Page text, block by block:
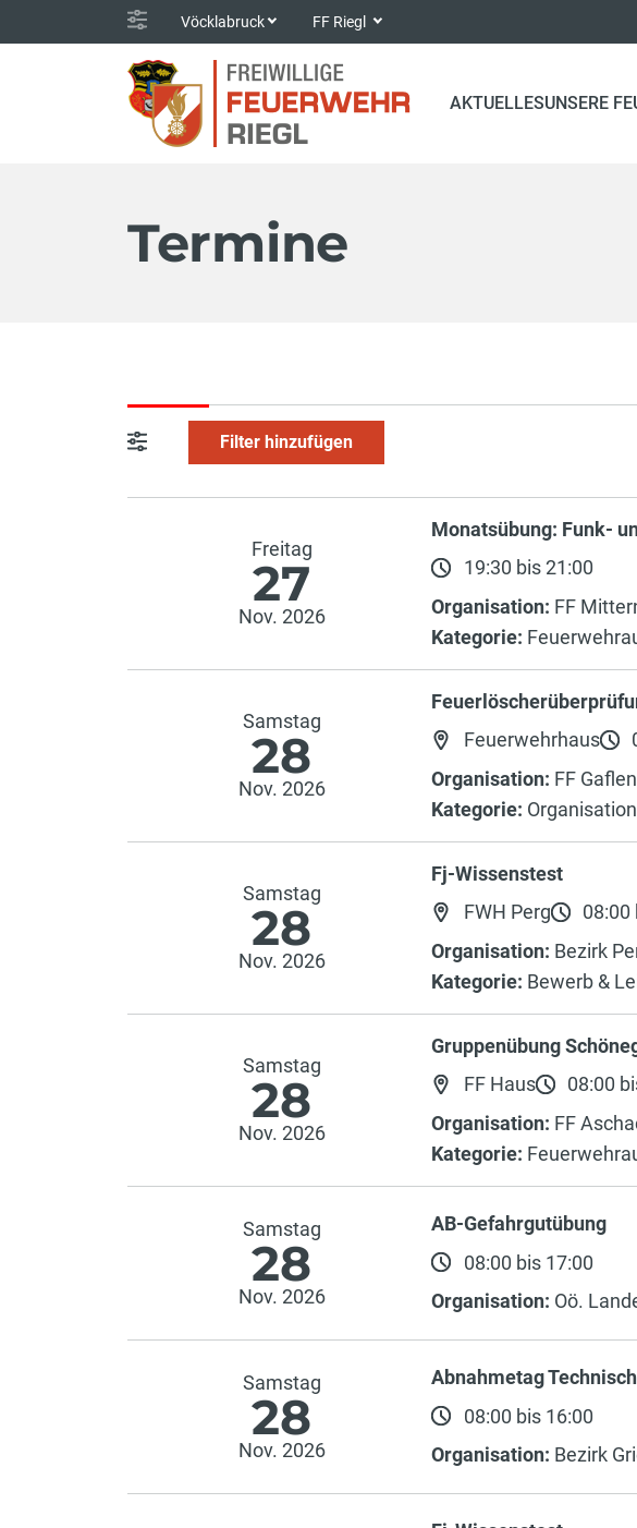
Vöcklabruck FF Riegl
AKTUELLESUNSERE
Termine
Filter hinzufügen
Freitag
27
Nov. 2026
Monatsübung: Funk-
19:30 bis 21:00
Organisation: FF
Kategorie:
Samstag
28
Nov. 2026
Feuerwehrhaus
Organisation: FF
Kategorie: Organisation
Samstag
28
Nov. 2026
Fj-Wissenstest
FWH Perg
08:00
Organisation: Bezirk
Kategorie: Bewerb &
Samstag
28
Nov. 2026
Gruppenübung
FF Haus
08:00
Organisation: FF
Kategorie:
Samstag
28
Nov. 2026
AB-Gefahrgutübung
08:00 bis 17:00
Organisation: Oö.
Samstag
28
Nov. 2026
Abnahmetag
08:00 bis 16:00
Organisation: Bezirk